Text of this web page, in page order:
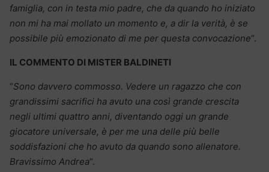
famiglia, con in testa mio padre, che da quando ho iniziato
non mi ha mai mollato un momento e, a dir la verità, è se
possibile più emozionato di me per questa convocazione“.
IL COMMENTO DI MISTER BALDINETI
“Sono davvero commosso. Vedere un ragazzo che con
grandissimi sacrifici ha avuto una così grande crescita
negli ultimi quattro anni, diventando oggi un grande
giocatore universale, è per me una delle più belle
soddisfazioni che ho avuto da quando sono allenatore.
Bravissimo Andrea“.